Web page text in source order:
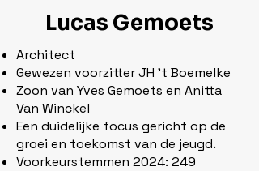
Lucas Gemoets
Architect
Gewezen voorzitter JH ’t Boemelke
Zoon van Yves Gemoets en Anitta
Van Winckel
Een duidelijke focus gericht op de
groei en toekomst van de jeugd.
Voorkeurstemmen 2024: 249